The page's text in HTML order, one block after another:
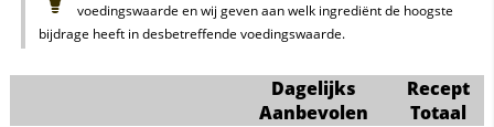
voedingswaarde en wij geven aan welk ingrediënt de hoogste
bijdrage heeft in desbetreffende voedingswaarde.
Dagelijks
Aanbevolen
Recept
Totaal